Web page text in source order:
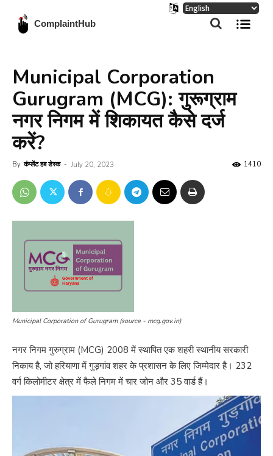
ComplaintHub
Municipal Corporation
Gurugram (MCG): गुरूग्राम
नगर निगम में शिकायत कैसे दर्ज
करें?
By कंप्लेंट हब डेस्क - July 20, 2023 1410
Municipal Corporation of Gurugram (source - mcg.gov.in)
नगर निगम गुरुग्राम (MCG) 2008 में स्थापित एक शहरी स्थानीय सरकारी
निकाय है, जो हरियाणा में गुड़गांव शहर के प्रशासन के लिए जिम्मेदार है। 232
वर्ग किलोमीटर क्षेत्र में फैले निगम में चार जोन और 35 वार्ड हैं।